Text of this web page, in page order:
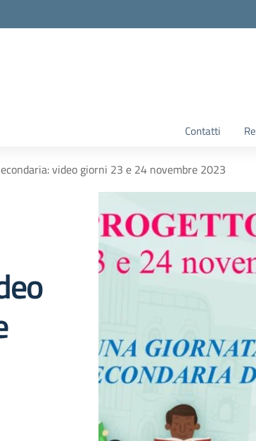
Contatti
video giorni 23 e 24 novembre 2023